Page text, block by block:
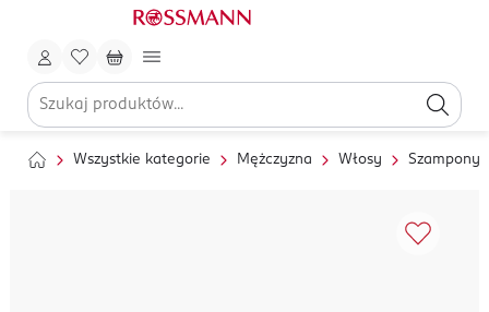
Wszystkie kategorie Mężczyzna Włosy Szampony